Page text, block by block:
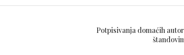
Potpisivanja domaćih